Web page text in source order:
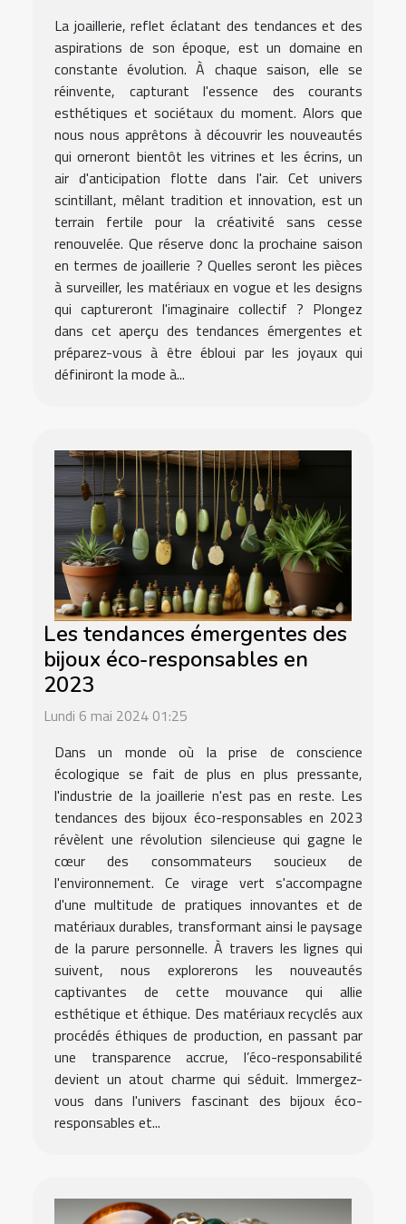
La joaillerie, reflet éclatant des tendances et des
aspirations de son époque, est un domaine en
constante évolution. À chaque saison, elle se
réinvente, capturant l'essence des courants
esthétiques et sociétaux du moment. Alors que
nous nous apprêtons à découvrir les nouveautés
qui orneront bientôt les vitrines et les écrins, un
air d'anticipation flotte dans l'air. Cet univers
scintillant, mêlant tradition et innovation, est un
terrain fertile pour la créativité sans cesse
renouvelée. Que réserve donc la prochaine saison
en termes de joaillerie ? Quelles seront les pièces
à surveiller, les matériaux en vogue et les designs
qui captureront l'imaginaire collectif ? Plongez
dans cet aperçu des tendances émergentes et
préparez-vous à être ébloui par les joyaux qui
définiront la mode à...
Les tendances émergentes des
bijoux éco-responsables en
2023
Lundi 6 mai 2024 01:25
Dans un monde où la prise de conscience
écologique se fait de plus en plus pressante,
l'industrie de la joaillerie n'est pas en reste. Les
tendances des bijoux éco-responsables en 2023
révèlent une révolution silencieuse qui gagne le
cœur des consommateurs soucieux de
l'environnement. Ce virage vert s'accompagne
d'une multitude de pratiques innovantes et de
matériaux durables, transformant ainsi le paysage
de la parure personnelle. À travers les lignes qui
suivent, nous explorerons les nouveautés
captivantes de cette mouvance qui allie
esthétique et éthique. Des matériaux recyclés aux
procédés éthiques de production, en passant par
une transparence accrue, l’éco-responsabilité
devient un atout charme qui séduit. Immergez-
vous dans l'univers fascinant des bijoux éco-
responsables et...